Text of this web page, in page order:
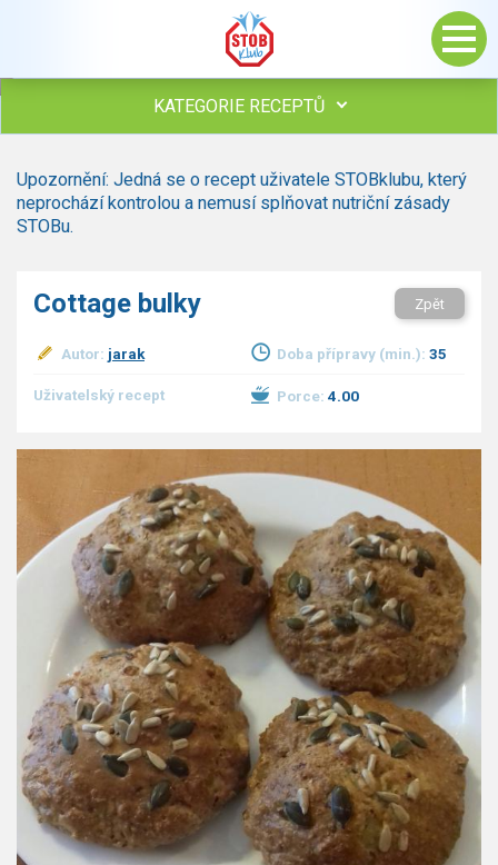
KATEGORIE RECEPTŮ
Polévky
Studená kuchyně
Bezmasé a zeleninové
Sladké pokrmy
Dezerty
Ostatní
GLP-1 recepty
Upozornění: Jedná se o recept uživatele STOBklubu, který
neprochází kontrolou a nemusí splňovat nutriční zásady
STOBu.
Cottage bulky Zpět
Autor: jarak Doba přípravy (min.): 35
Uživatelský recept Porce: 4.00